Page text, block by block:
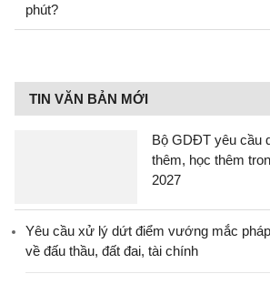
phút?
TIN VĂN BẢN MỚI
Bộ GDĐT yêu cầu
thêm, học thêm
2027
Yêu cầu xử lý dứt điểm vướng mắc
về đấu thầu, đất đai, tài chính